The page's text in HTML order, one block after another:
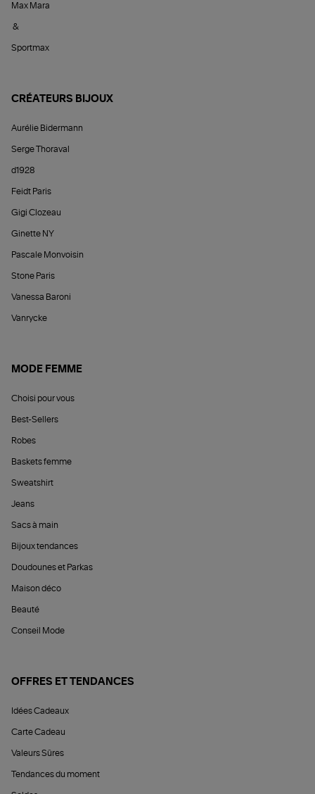
Max Mara
&
Sportmax
CRÉATEURS BIJOUX
Aurélie Bidermann
Serge Thoraval
d1928
Feidt Paris
Gigi Clozeau
Ginette NY
Pascale Monvoisin
Stone Paris
Vanessa Baroni
Vanrycke
MODE FEMME
Choisi pour vous
Best-Sellers
Robes
Baskets femme
Sweatshirt
Jeans
Sacs à main
Bijoux tendances
Doudounes et Parkas
Maison déco
Beauté
Conseil Mode
OFFRES ET TENDANCES
Idées Cadeaux
Carte Cadeau
Valeurs Sûres
Tendances du moment